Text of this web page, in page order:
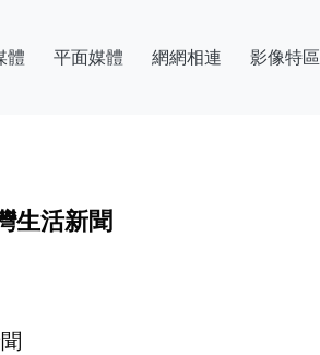
體 平面媒體 網網相連 影像特區
生活新聞